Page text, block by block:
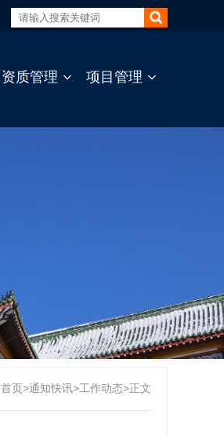
资质管理 项目管理
首页>通知快讯>工作动态>正文